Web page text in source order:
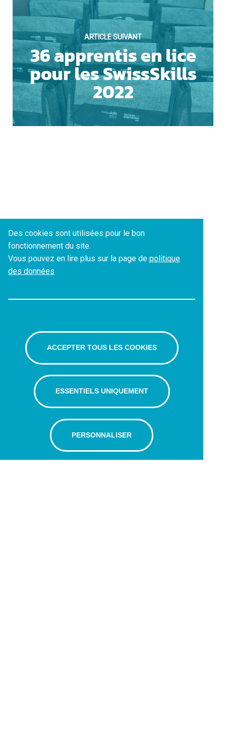
ARTICLE SUIVANT
36 apprentis en lice
pour les SwissSkills
2022
Des cookies sont utilisées pour le bon
fonctionnement du site.
Vous pouvez en lire plus sur la page de politique
des données
ACCEPTER TOUS LES COOKIES
ESSENTIELS UNIQUEMENT
PERSONNALISER
ACCEPTER TOUS LES COOKIES
ESSENTIELS UNIQUEMENT